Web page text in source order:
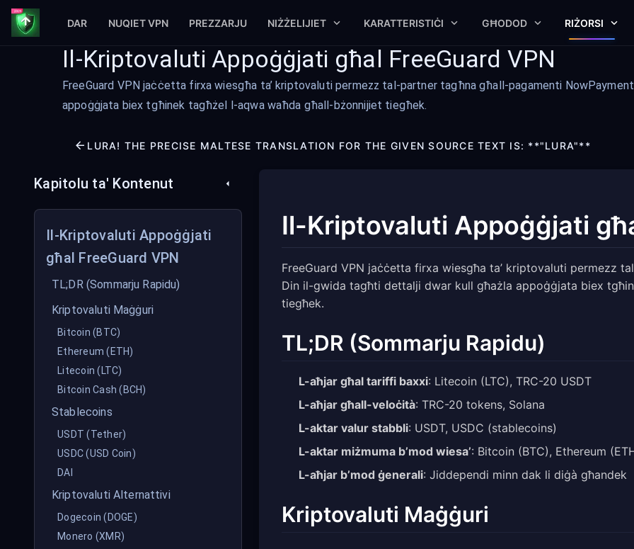
DAR NUQIET VPN PREZZARJU NIŻŻELIJIET KARATTERISTIĊI GĦODOD RIŻORSI
Il-Kriptovaluti Appoġġjati għal FreeGuard VPN
FreeGuard VPN jaċċetta firxa wiesgħa ta’ kriptovaluti permezz tal-partner tagħna għall-pagamenti
appoġġjata biex tgħinek tagħżel l-aqwa waħda għall-bżonnijiet tiegħek.
LURA! THE PRECISE MALTESE TRANSLATION FOR THE GIVEN SOURCE TEXT IS: **"LURA"**
Kapitolu ta' Kontenut
Il-Kriptovaluti Appoġġjati
għal FreeGuard VPN
TL;DR (Sommarju Rapidu)
Kriptovaluti Maġġuri
Bitcoin (BTC)
Ethereum (ETH)
Litecoin (LTC)
Bitcoin Cash (BCH)
Stablecoins
USDT (Tether)
USDC (USD Coin)
DAI
Kriptovaluti Alternattivi
Dogecoin (DOGE)
Monero (XMR)
Il-Kriptovaluti Appoġġjati
FreeGuard VPN jaċċetta firxa wiesgħa ta’ kriptovaluti permezz
Din il-gwida tagħti dettalji dwar kull għażla appoġġjata biex
tiegħek.
TL;DR (Sommarju Rapidu)
L-aħjar għal tariffi baxxi: Litecoin (LTC), TRC-20 USDT
L-aħjar għall-veloċità: TRC-20 tokens, Solana
L-aktar valur stabbli: USDT, USDC (stablecoins)
L-aktar miżmuma b’mod wiesa’: Bitcoin (BTC), Ethereum
L-aħjar b’mod ġenerali: Jiddependi minn dak li diġà għandek
Kriptovaluti Maġġuri